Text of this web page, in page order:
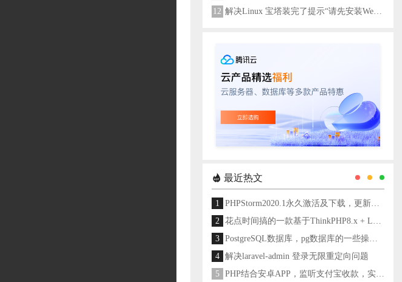
12
解决Linux 宝塔装完了提示“请先安装Web服务器！”
最近热文
1
PHPStorm2020.1永久激活及下载，更新至2024
2
花点时间搞的一款基于ThinkPHP8.x + Layui架构开发的通用后台管理系统
3
PostgreSQL数据库，pg数据库的一些操作命令
4
解决laravel-admin 登录无限重定向问题
5
PHP结合安卓APP，监听支付宝收款，实现个人支付宝支付接口